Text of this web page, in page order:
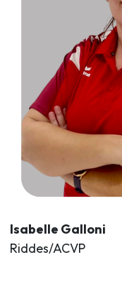
Isabelle Galloni
Riddes/ACVP